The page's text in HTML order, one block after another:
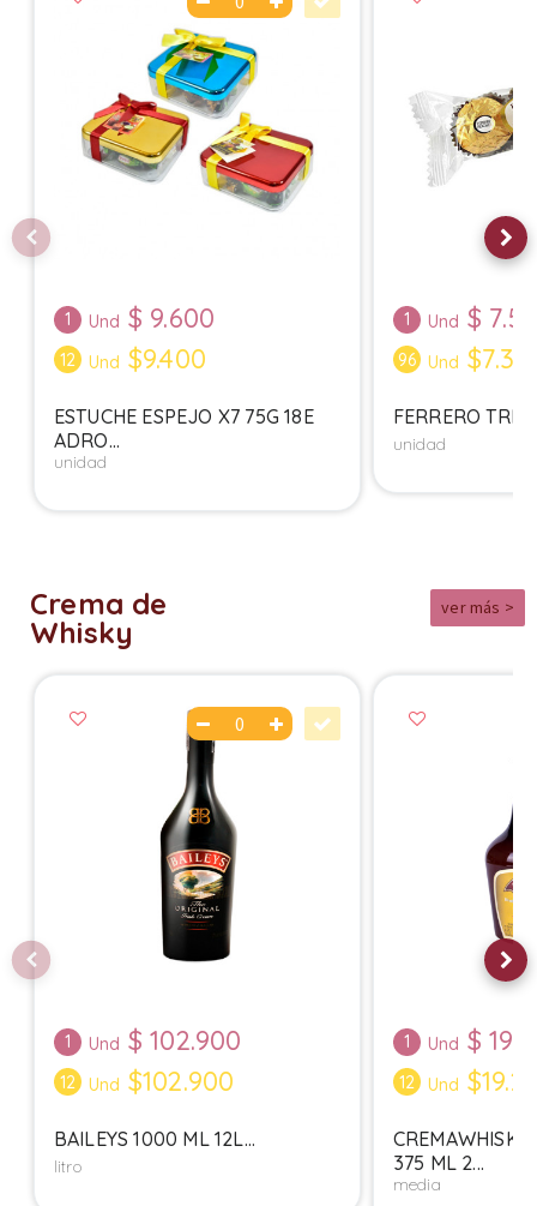
1 Und $ 9.600
12 Und $9.400
ESTUCHE ESPEJO X7 75G 18E
ADRO...
unidad
1 Und $
96 Und
FERRERO
unidad
Crema de
Whisky
ver más >
1 Und $ 102.900
12 Und $102.900
BAILEYS 1000 ML 12L...
litro
1 Und $
12 Und
375 ML 2...
media